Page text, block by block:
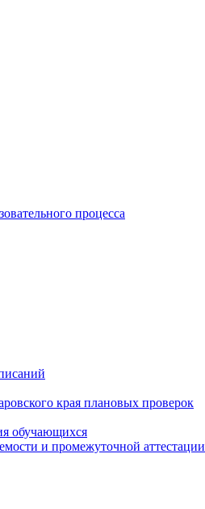
процесса
края плановых проверок
обучающихся
и промежуточной аттестации